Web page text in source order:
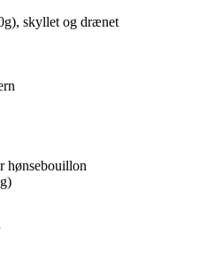
skyllet og drænet
hønsebouillon